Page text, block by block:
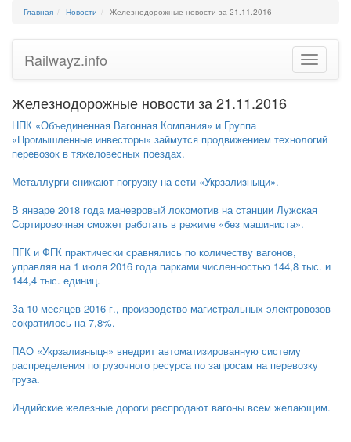
Главная Новости Железнодорожные новости за 21.11.2016
Toggle
Railwayz.info
Железнодорожные новости за 21.11.2016
НПК «Объединенная Вагонная Компания» и Группа
«Промышленные инвесторы» займутся продвижением технологий
перевозок в тяжеловесных поездах.
Металлурги снижают погрузку на сети «Укрзализныци».
В январе 2018 года маневровый локомотив на станции Лужская
Сортировочная сможет работать в режиме «без машиниста».
ПГК и ФГК практически сравнялись по количеству вагонов,
управляя на 1 июля 2016 года парками численностью 144,8 тыс. и
144,4 тыс. единиц.
За 10 месяцев 2016 г., производство магистральных электровозов
сократилось на 7,8%.
ПАО «Укрзализныця» внедрит автоматизированную систему
распределения погрузочного ресурса по запросам на перевозку
груза.
Индийские железные дороги распродают вагоны всем желающим.